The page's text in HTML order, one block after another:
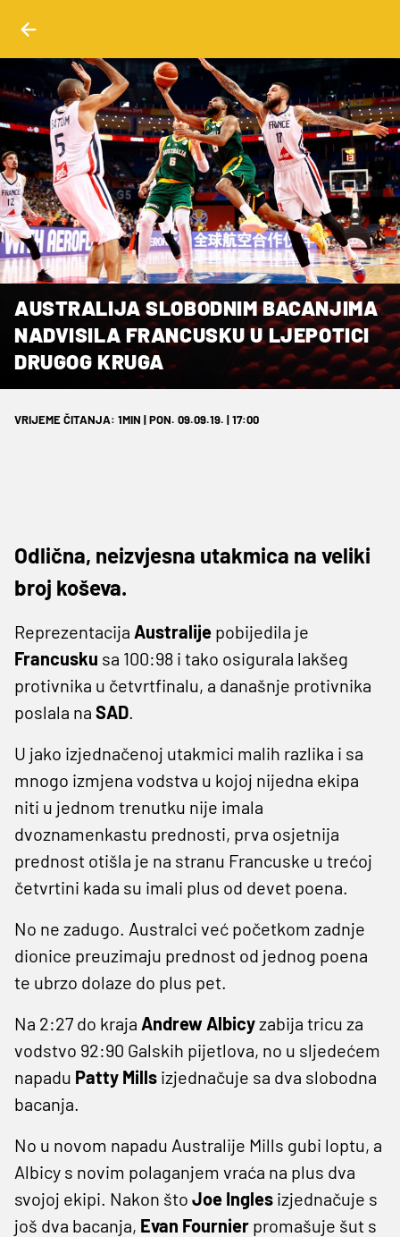
AUSTRALIJA SLOBODNIM BACANJIMA
NADVISILA FRANCUSKU U LJEPOTICI
DRUGOG KRUGA
VRIJEME ČITANJA: 1MIN | PON. 09.09.19. | 17:00
Odlična, neizvjesna utakmica na veliki
broj koševa.
Reprezentacija Australije pobijedila je
Francusku sa 100:98 i tako osigurala lakšeg
protivnika u četvrtfinalu, a današnje protivnika
poslala na SAD.
U jako izjednačenoj utakmici malih razlika i sa
mnogo izmjena vodstva u kojoj nijedna ekipa
niti u jednom trenutku nije imala
dvoznamenkastu prednosti, prva osjetnija
prednost otišla je na stranu Francuske u trećoj
četvrtini kada su imali plus od devet poena.
No ne zadugo. Australci već početkom zadnje
dionice preuzimaju prednost od jednog poena
te ubrzo dolaze do plus pet.
Na 2:27 do kraja Andrew Albicyzabija tricu za
vodstvo 92:90 Galskih pijetlova, no u sljedećem
napadu Patty Mills izjednačuje sa dva slobodna
bacanja.
No u novom napadu Australije Mills gubi loptu, a
Albicy s novim polaganjem vraća na plus dva
svojoj ekipi. Nakon što Joe Ingles izjednačuje s
još dva bacanja, Evan Fournier promašuje šut s